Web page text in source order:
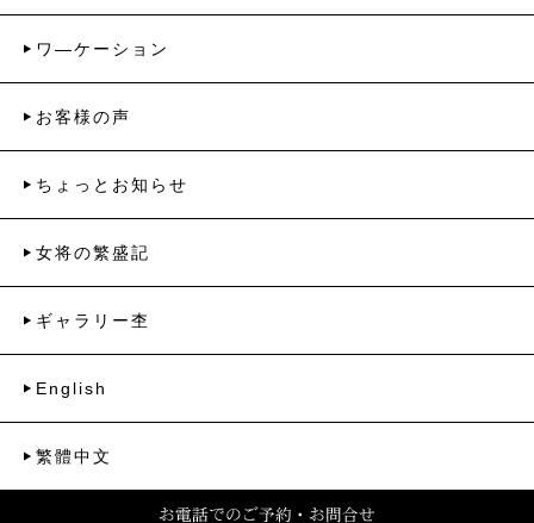
ワ―ケーション
お客様の声
ちょっとお知らせ
女将の繁盛記
ギャラリー杢
English
繁體中文